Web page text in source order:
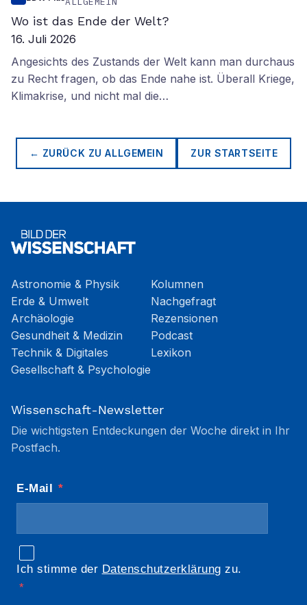
Wo ist das Ende der Welt?
16. Juli 2026
Angesichts des Zustands der Welt kann man durchaus
zu Recht fragen, ob das Ende nahe ist. Überall Kriege,
Klimakrise, und nicht mal die…
← ZURÜCK ZUALLGEMEIN ZUR STARTSEITE
Astronomie & Physik
Erde & Umwelt
Archäologie
Gesundheit & Medizin
Technik & Digitales
Gesellschaft & Psychologie
Kolumnen
Nachgefragt
Rezensionen
Podcast
Lexikon
Wissenschaft-Newsletter
Die wichtigsten Entdeckungen der Woche direkt in Ihr
Postfach.